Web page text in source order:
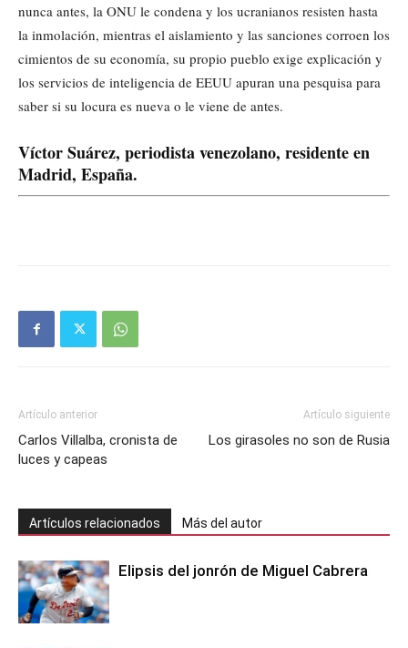
nunca antes, la ONU le condena y los ucranianos resisten hasta
la inmolación, mientras el aislamiento y las sanciones corroen los
cimientos de su economía, su propio pueblo exige explicación y
los servicios de inteligencia de EEUU apuran una pesquisa para
saber si su locura es nueva o le viene de antes.
Víctor Suárez, periodista venezolano, residente en
Madrid, España.
Artículo anterior
Carlos Villalba, cronista de
luces y capeas
Artículo siguiente
Los girasoles no son de Rusia
Artículos relacionados Más del autor
Elipsis del jonrón de Miguel Cabrera